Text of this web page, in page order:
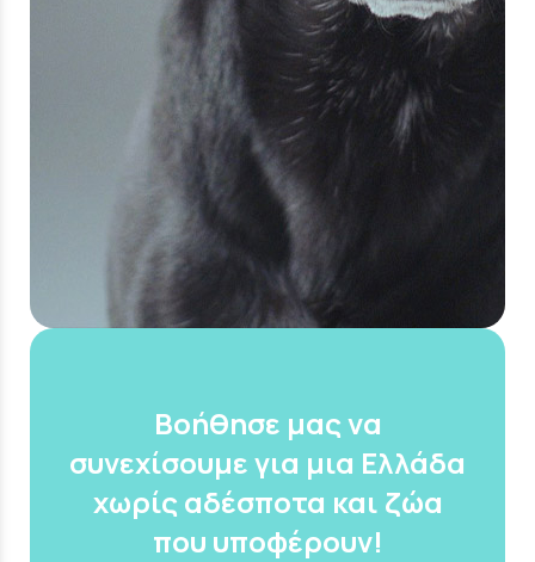
Βοήθησε μας να
συνεχίσουμε για μια Ελλάδα
χωρίς αδέσποτα και ζώα
που υποφέρουν!